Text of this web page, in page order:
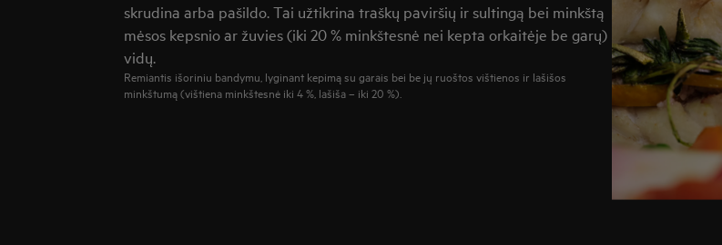
skrudina arba pašildo. Tai užtikrina traškų paviršių ir sultingą bei minkštą
mėsos kepsnio ar žuvies (iki 20 % minkštesnė nei kepta orkaitėje be garų)
vidų.
Remiantis išoriniu bandymu, lyginant kepimą su garais bei be jų ruoštos vištienos ir lašišos
minkštumą (vištiena minkštesnė iki 4 %, lašiša – iki 20 %).